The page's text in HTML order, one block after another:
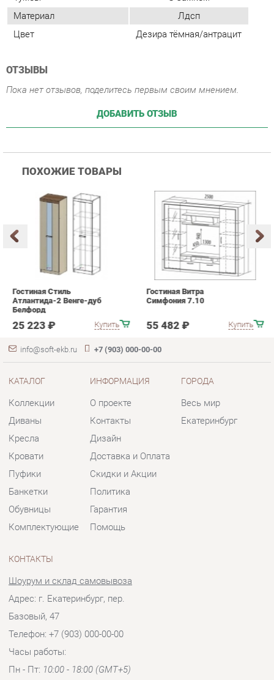
ОТЗЫВЫ
Пока нет отзывов, поделитесь первым своим мнением.
Купить
Гостиная Стиль
Атлантида-2 Венге-дуб
Белфорд
Купить
Гостиная Витра
Симфония 7.10
55 482 ₽
info@soft-ekb.ru +7 (903) 000-00-00
КАТАЛОГ
Коллекции
Диваны
Кресла
Кровати
Обувницы
Комплектующие
ИНФОРМАЦИЯ
О проекте
Контакты
Дизайн
Доставка и Оплата
Политика
Помощь
ГОРОДА
Весь мир
КОНТАКТЫ
Шоурум и склад самовывоза
Адрес: г. Екатеринбург, пер.
Базовый, 47
Часы работы:
Пн - Пт:10:00 - 18:00 (GMT+5)
Отправить сообщение
© 2009-2026 Мягкая мебель Екатеринбург